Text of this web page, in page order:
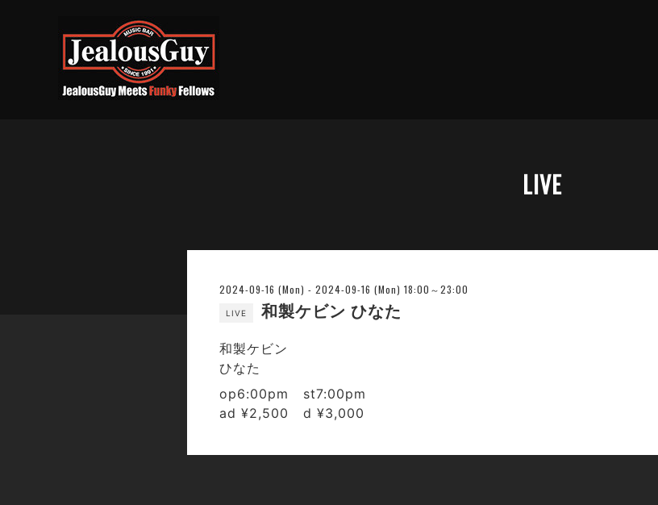
LIVE
2024-09-16 (Mon) - 2024-09-16 (Mon) 18:00～23:00
LIVE 和製ケビン ひなた
和製ケビン
ひなた
op6:00pm st7:00pm
ad ¥2,500 d ¥3,000